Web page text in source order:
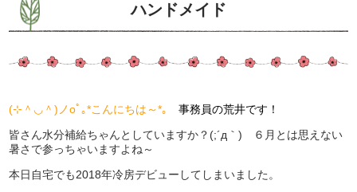
ハンドメイド
(⊹＾◡＾)ノoﾟ｡*こんにちは～*｡
事務員の荒井です！
皆さん水分補給ちゃんとしていますか？(;´д｀) ６月とは思えない
暑さで参っちゃいますよね～
本日自宅でも2018年冷房デビューしてしまいました。